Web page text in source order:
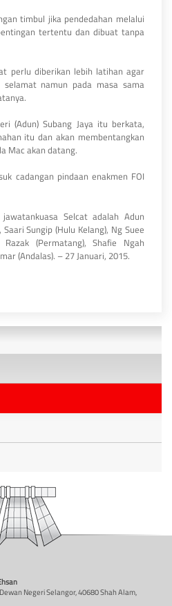
timbul jika pendedahan melalui
tertentu dan dibuat tanpa
perlu diberikan lebih latihan agar
selamat namun pada masa sama
(Adun) Subang Jaya itu berkata,
itu dan akan membentangkan
Mac akan datang.
cadangan pindaan enakmen FOI
Selcat adalah ‎Adun
Sungip (Hulu Kelang), Ng Suee
Razak (Permatang), Shafie Ngah
(Andalas). – 27 Januari, 2015.
Negeri Selangor, 40680 Shah Alam,